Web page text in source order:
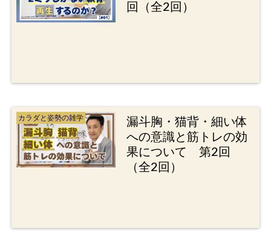
回（全2回）
カラダと姿勢の雑学
漏斗胸・猫背・細い体
への意識と筋トレの効
果について 第2回
（全2回）